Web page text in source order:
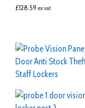
£128.59 ex vat